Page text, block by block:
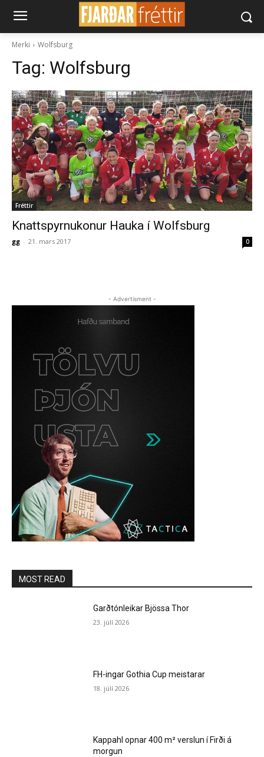
Merki Wolfsburg
Tag: Wolfsburg
Fréttir
Knattspyrnukonur Hauka í Wolfsburg
gg - 21. mars 2017 0
- Advertisment -
MOST READ
Garðtónleikar Bjössa Thor
23. júlí 2026
FH-ingar Gothia Cup meistarar
18. júlí 2026
Kappahl opnar 400 m² verslun í Firði á
morgun